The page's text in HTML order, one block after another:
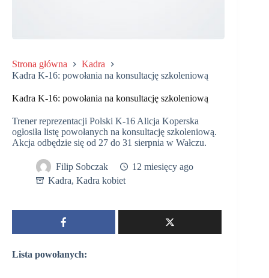
Strona główna
Kadra
Kadra K-16: powołania na konsultację szkoleniową
Kadra K-16: powołania na konsultację szkoleniową
Trener reprezentacji Polski K-16 Alicja Koperska
ogłosiła listę powołanych na konsultację szkoleniową.
Akcja odbędzie się od 27 do 31 sierpnia w Wałczu.
Filip Sobczak
12 miesięcy ago
Kadra, Kadra kobiet
Lista powołanych: